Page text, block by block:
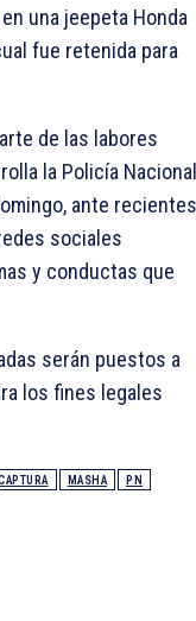
una jeepeta Honda
fue retenida para
de las labores
la Policía Nacional
ante recientes
sociales
y conductas que
serán puestos a
los fines legales
MASHA PN